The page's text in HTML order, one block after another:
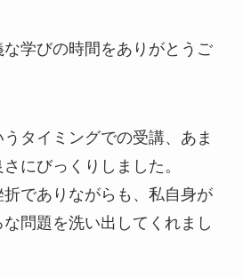
学びの時間をありがとうご
タイミングでの受講、あま
にびっくりしました。
でありながらも、私自身が
問題を洗い出してくれまし